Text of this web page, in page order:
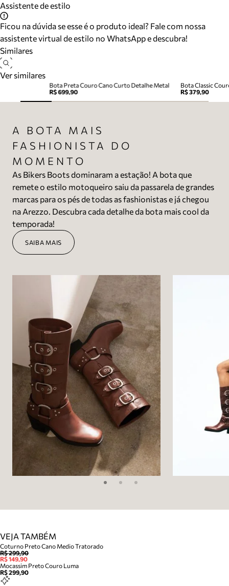
Assistente de estilo
Ficou na dúvida se esse é o produto ideal? Fale com nossa
assistente virtual de estilo no WhatsApp e descubra!
Similares
Ver similares
Bota Preta Couro Cano Curto Detalhe Metal
R$ 699,90
Bota Classic
R$ 379,90
A BOTA MAIS
FASHIONISTA DO
MOMENTO
As Bikers Boots dominaram a estação! A bota que
remete o estilo motoqueiro saiu da passarela de grandes
marcas para os pés de todas as fashionistas e já chegou
na Arezzo. Descubra cada detalhe da bota mais cool da
temporada!
SAIBA MAIS
VEJA TAMBÉM
Coturno Preto Cano Medio Tratorado
R$ 299,90
R$ 149,90
Mocassim Preto Couro Luma
R$ 299,90